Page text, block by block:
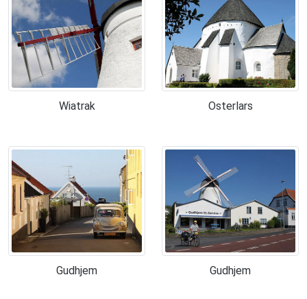
Wiatrak Osterlars
Gudhjem Gudhjem